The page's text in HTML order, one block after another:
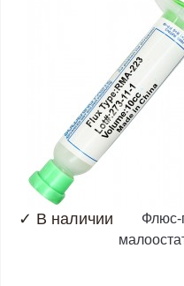
✓ В наличии
Флюс-